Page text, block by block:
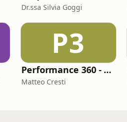
Dr.ssa Silvia Goggi
P3
Performance 360 - Prestazione e Benessere
Matteo Cresti